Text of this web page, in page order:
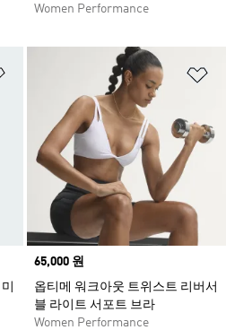
Women Performance
위시리스트 담기
Price
65,000 원
옵티메 워크아웃 트위스트 리버서
블 라이트 서포트 브라
Women Performance